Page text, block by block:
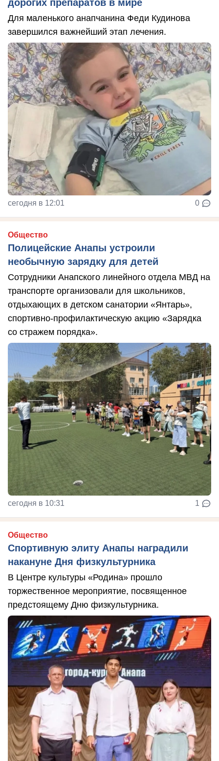
дорогих препаратов в мире
Для маленького анапчанина Феди Кудинова
завершился важнейший этап лечения.
сегодня в 12:01 0
Общество
Полицейские Анапы устроили
необычную зарядку для детей
Сотрудники Анапского линейного отдела МВД на
транспорте организовали для школьников,
отдыхающих в детском санатории «Янтарь»,
спортивно-профилактическую акцию «Зарядка
со стражем порядка».
сегодня в 10:31 1
Общество
Спортивную элиту Анапы наградили
накануне Дня физкультурника
В Центре культуры «Родина» прошло
торжественное мероприятие, посвященное
предстоящему Дню физкультурника.